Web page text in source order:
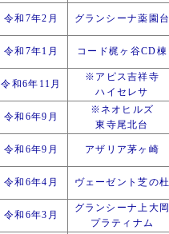
令和7年2月 グランシーナ薬園
令和7年1月 コード梶ヶ谷CD棟
令和6年11月
※アピス吉祥寺
ハイセレサ
令和6年9月
※ネオヒルズ
東寺尾北台
令和6年9月 アザリア茅ヶ崎
令和6年4月 ヴェーゼント芝の
令和6年3月
グランシーナ上大
プラティナム